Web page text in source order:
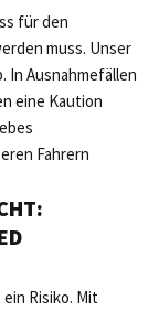
für den
muss. Unser
In Ausnahmefällen
eine Kaution
Fahrern
Risiko. Mit